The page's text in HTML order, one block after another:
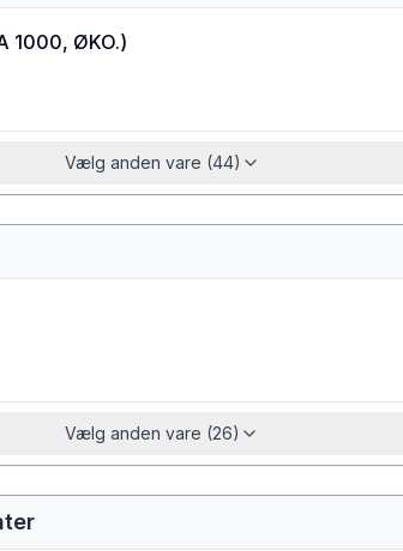
1000, ØKO.)
Vælg anden vare (44)
Vælg anden vare (26)